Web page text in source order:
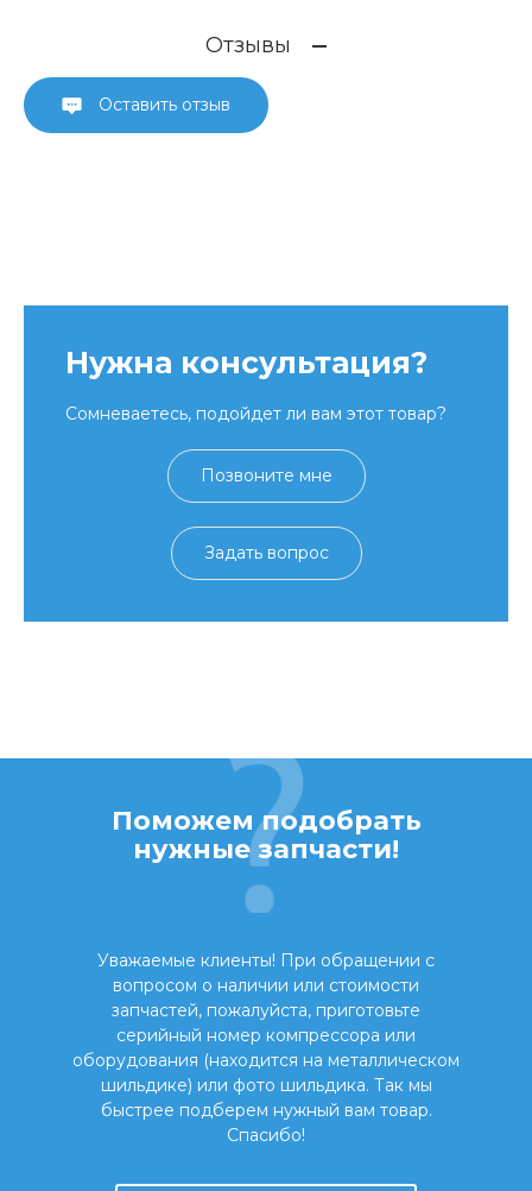
Отзывы
Оставить отзыв
Нужна консультация?
Сомневаетесь, подойдет ли вам этот товар?
Позвоните мне
Задать вопрос
Поможем подобрать
нужные запчасти!
Уважаемые клиенты! При обращении с
вопросом о наличии или стоимости
запчастей, пожалуйста, приготовьте
серийный номер компрессора или
оборудования (находится на металлическом
шильдике) или фото шильдика. Так мы
быстрее подберем нужный вам товар.
Спасибо!